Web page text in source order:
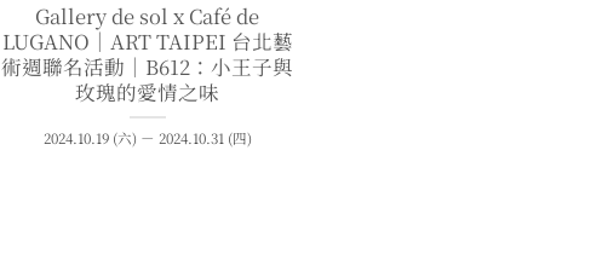
Gallery de sol x Café de
LUGANO｜ART TAIPEI 台北藝
術週聯名活動｜B612：小王子與
玫瑰的愛情之味
2024.10.19 (六) － 2024.10.31 (四)